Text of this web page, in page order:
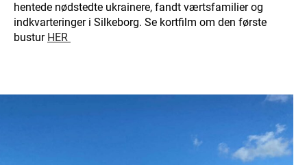
hentede nødstedte ukrainere, fandt værtsfamilier og
indkvarteringer i Silkeborg. Se kortfilm om den første
bustur HER